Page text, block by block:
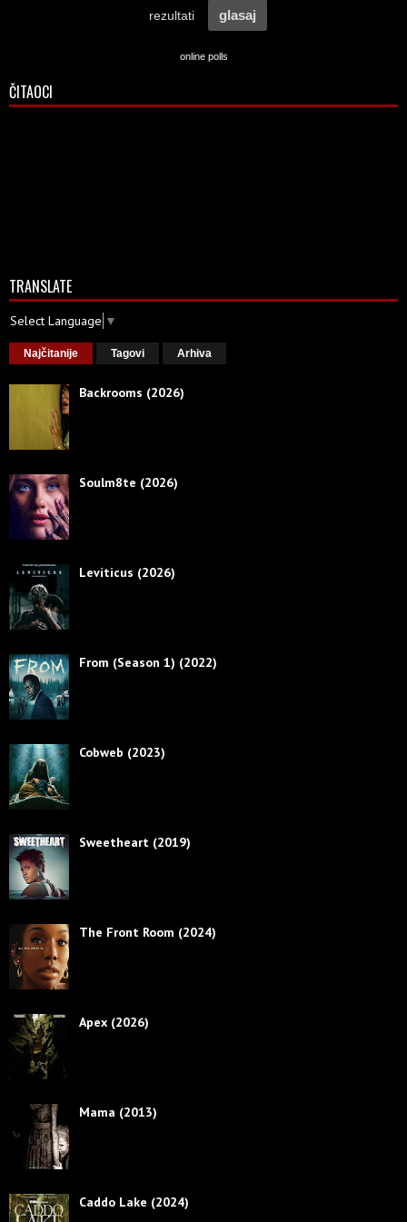
online polls
ČITAOCI
TRANSLATE
Select Language ▼
Najčitanije Tagovi Arhiva
Backrooms (2026)
Soulm8te (2026)
Leviticus (2026)
From (Season 1) (2022)
Cobweb (2023)
Sweetheart (2019)
The Front Room (2024)
Apex (2026)
Mama (2013)
Caddo Lake (2024)